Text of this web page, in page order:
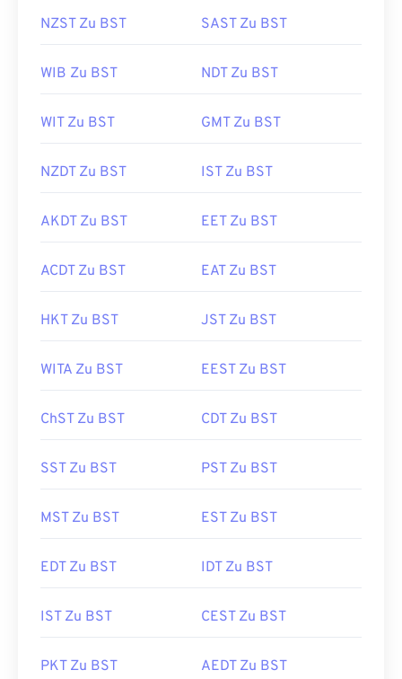
NZST Zu BST SAST Zu BST
WIB Zu BST NDT Zu BST
WIT Zu BST GMT Zu BST
NZDT Zu BST IST Zu BST
AKDT Zu BST EET Zu BST
ACDT Zu BST EAT Zu BST
HKT Zu BST JST Zu BST
WITA Zu BST EEST Zu BST
ChST Zu BST CDT Zu BST
SST Zu BST PST Zu BST
MST Zu BST EST Zu BST
EDT Zu BST IDT Zu BST
IST Zu BST CEST Zu BST
PKT Zu BST AEDT Zu BST